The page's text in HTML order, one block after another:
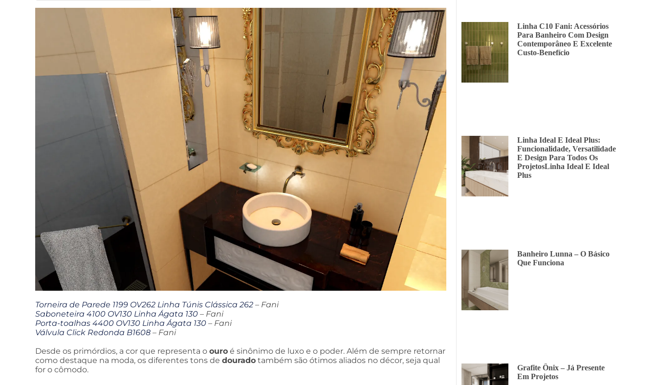
Torneira de Parede 1199 OV262 Linha Túnis Clássica 262 – Fani
Saboneteira 4100 OV130 Linha Ágata 130 – Fani
Porta-toalhas 4400 OV130 Linha Ágata 130 – Fani
Válvula Click Redonda B1608 – Fani
Desde os primórdios, a cor que representa o ouro é sinônimo de luxo e o poder. Além de sempre retornar
como destaque na moda, os diferentes tons de dourado também são ótimos aliados no décor, seja qual
for o cômodo.
Linha C10 Fani: Acessórios
Para Banheiro Com Design
Contemporâneo E Excelente
Custo-Benefício
Linha Ideal E Ideal Plus:
Funcionalidade, Versatilidade
E Design Para Todos Os
ProjetosLinha Ideal E Ideal
Plus
Banheiro Lunna – O Básico
Que Funciona
Grafite Ônix – Já Presente
Em Projetos